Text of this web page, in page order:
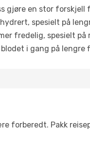
gjøre en stor forskjell
spesielt på
fredelig, spesielt på
i gang på lengre
forberedt. Pakk